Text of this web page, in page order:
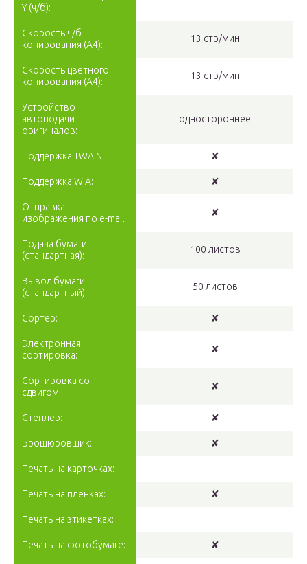
Y (ч/б):
Скорость ч/б
копирования (A4):
13 стр/мин
Скорость цветного
копирования (A4):
13 стр/мин
Устройство
автоподачи
оригиналов:
одностороннее
Поддержка TWAIN: ✘
Поддержка WIA: ✘
Отправка
изображения по e-mail:
✘
Подача бумаги
(стандартная):
100 листов
Вывод бумаги
(стандартный):
50 листов
Сортер: ✘
Электронная
сортировка:
✘
Сортировка со
сдвигом:
✘
Степлер: ✘
Брошюровщик: ✘
Печать на карточках:
Печать на пленках: ✘
Печать на этикетках:
Печать на фотобумаге: ✘